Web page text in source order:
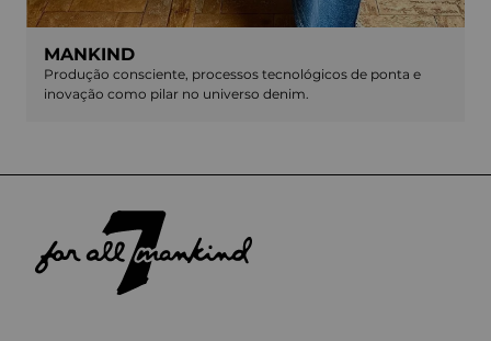
MANKIND
Produção consciente, processos tecnológicos de ponta e
inovação como pilar no universo denim.